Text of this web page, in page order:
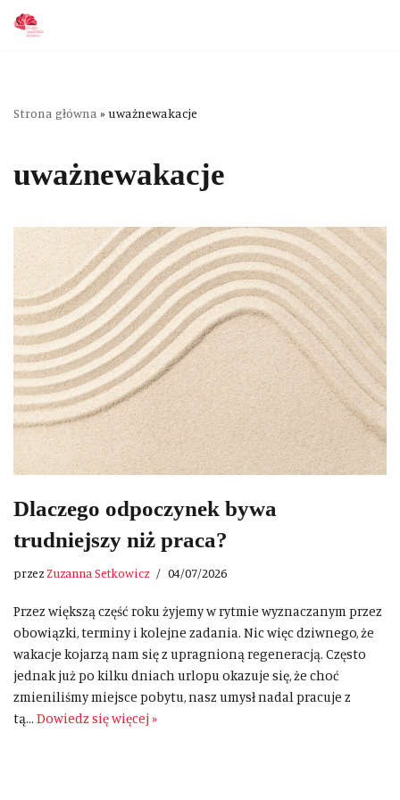
Strona główna » uważnewakacje
uważnewakacje
Dlaczego odpoczynek bywa
trudniejszy niż praca?
przezZuzanna Setkowicz 04/07/2026
Przez większą część roku żyjemy w rytmie wyznaczanym przez
obowiązki, terminy i kolejne zadania. Nic więc dziwnego, że
wakacje kojarzą nam się z upragnioną regeneracją. Często
jednak już po kilku dniach urlopu okazuje się, że choć
zmieniliśmy miejsce pobytu, nasz umysł nadal pracuje z
tą… Dowiedz się więcej »